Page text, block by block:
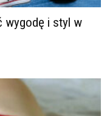
wygodę i styl w